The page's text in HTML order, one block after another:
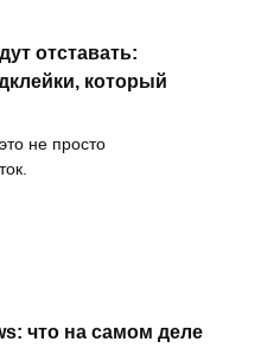
отставать:
который
не просто
что на самом деле